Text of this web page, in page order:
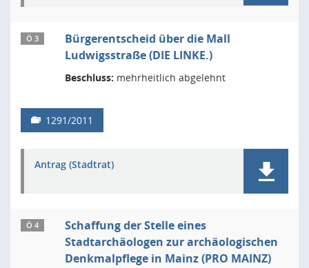
Ö 3
Bürgerentscheid über die Mall
Ludwigsstraße (DIE LINKE.)
Beschluss: mehrheitlich abgelehnt
1291/2011
Antrag (Stadtrat)
Ö 4
Schaffung der Stelle eines
Stadtarchäologen zur archäologischen
Denkmalpflege in Mainz (PRO MAINZ)